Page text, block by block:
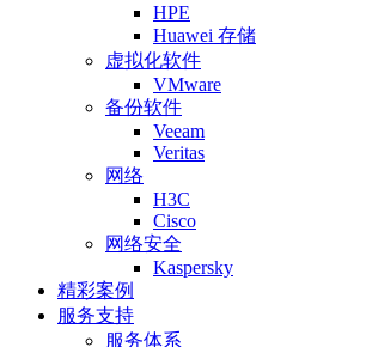
HPE
Huawei 存储
虚拟化软件
VMware
备份软件
Veeam
Veritas
网络
H3C
Cisco
网络安全
Kaspersky
精彩案例
服务支持
服务体系